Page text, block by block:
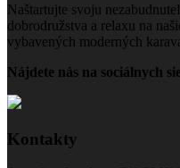
Naštartujte svoju
dobrodružstva a relaxu na
vybavených moderných
Nájdete nás na sociálnych
Kontakty